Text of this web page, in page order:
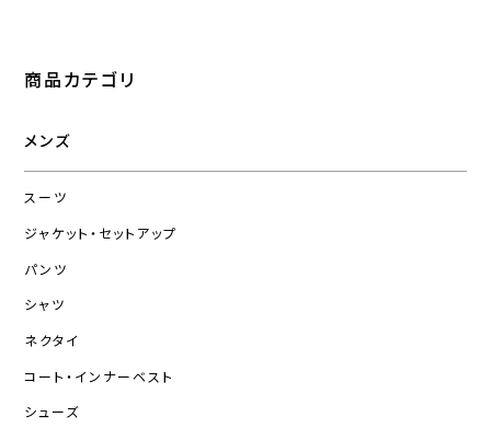
商品カテゴリ
メンズ
スーツ
ジャケット・セットアップ
パンツ
シャツ
ネクタイ
コート・インナーベスト
シューズ